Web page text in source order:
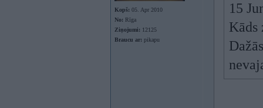
Kopš: 05. Apr 2010
No: Rīga
Ziņojumi: 12125
Braucu ar: pikapu
15
Kāds